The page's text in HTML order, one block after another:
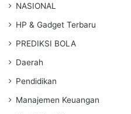
NASIONAL
HP & Gadget Terbaru
PREDIKSI BOLA
Daerah
Pendidikan
Manajemen Keuangan